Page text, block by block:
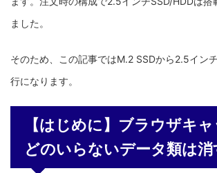
ました。
そのため、この記事ではM.2 SSDから2.5イン
行になります。
【はじめに】ブラウザキ
どのいらないデータ類は消